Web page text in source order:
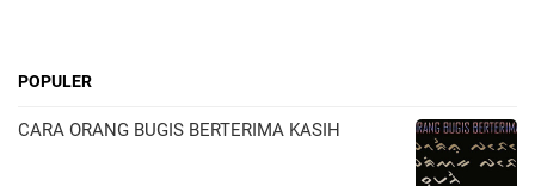
POPULER
CARA ORANG BUGIS BERTERIMA KASIH